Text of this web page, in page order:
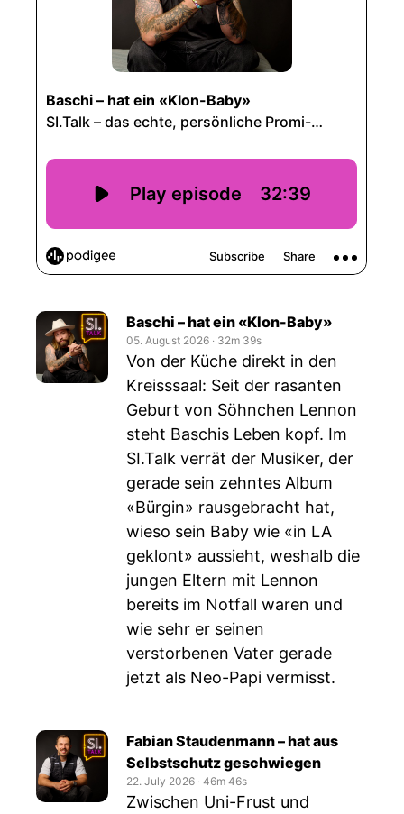
Baschi – hat ein «Klon-Baby»
05. August 2026 ‧ 32m 39s
Von der Küche direkt in den
Kreisssaal: Seit der rasanten
Geburt von Söhnchen Lennon
steht Baschis Leben kopf. Im
SI.Talk verrät der Musiker, der
gerade sein zehntes Album
«Bürgin» rausgebracht hat,
wieso sein Baby wie «in LA
geklont» aussieht, weshalb die
jungen Eltern mit Lennon
bereits im Notfall waren und
wie sehr er seinen
verstorbenen Vater gerade
jetzt als Neo-Papi vermisst.
Fabian Staudenmann – hat aus
Selbstschutz geschwiegen
22. July 2026 ‧ 46m 46s
Zwischen Uni-Frust und